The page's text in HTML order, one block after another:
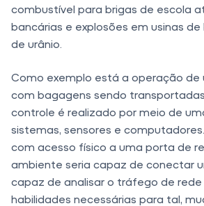
combustível para brigas de escola
bancárias e explosões em usinas
de urânio.
Como exemplo está a operação de
com bagagens sendo
controle é realizado por meio de
sistemas, sensores e
com acesso físico a uma porta de
ambiente seria capaz de conectar
capaz de analisar o tráfego de
habilidades necessárias para tal,